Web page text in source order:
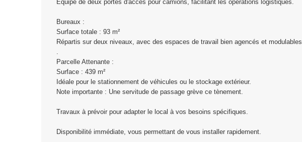
Équipé de deux portes d'accès pour camions, facilitant les opérations logistiques.
Bureaux :
Surface totale : 93 m²
Répartis sur deux niveaux, avec des espaces de travail bien agencés et modulables
.
Parcelle Attenante :
Surface : 439 m²
Idéale pour le stationnement de véhicules ou le stockage extérieur.
Note importante : Une servitude de passage grève ce tènement.
Travaux à prévoir pour adapter le local à vos besoins spécifiques.
Disponibilité immédiate, vous permettant de vous installer rapidement.